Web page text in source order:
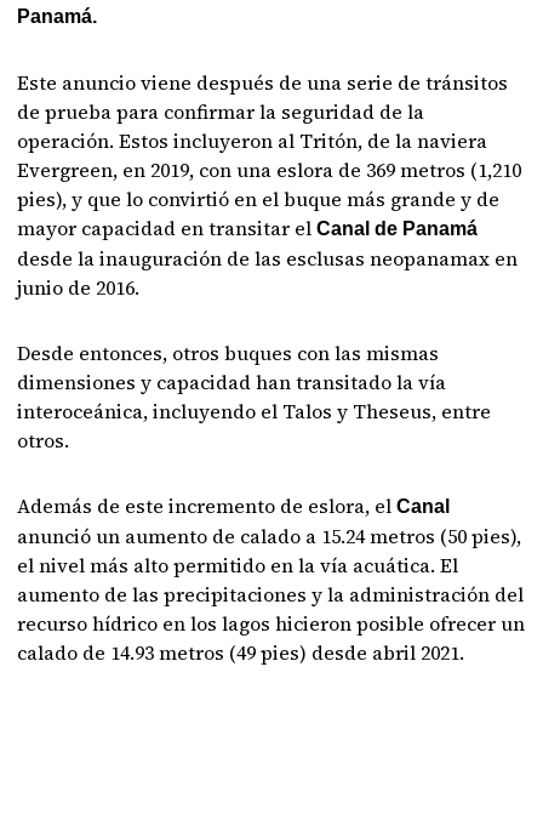
Panamá.
Este anuncio viene después de una serie de tránsitos
de prueba para confirmar la seguridad de la
operación. Estos incluyeron al Tritón, de la naviera
Evergreen, en 2019, con una eslora de 369 metros (1,210
pies), y que lo convirtió en el buque más grande y de
mayor capacidad en transitar elCanal de Panamá
desde la inauguración de las esclusas neopanamax en
junio de 2016.
Desde entonces, otros buques con las mismas
dimensiones y capacidad han transitado la vía
interoceánica, incluyendo el Talos y Theseus, entre
otros.
Además de este incremento de eslora, el Canal
anunció un aumento de calado a 15.24 metros (50 pies),
el nivel más alto permitido en la vía acuática. El
aumento de las precipitaciones y la administración del
recurso hídrico en los lagos hicieron posible ofrecer un
calado de 14.93 metros (49 pies) desde abril 2021.